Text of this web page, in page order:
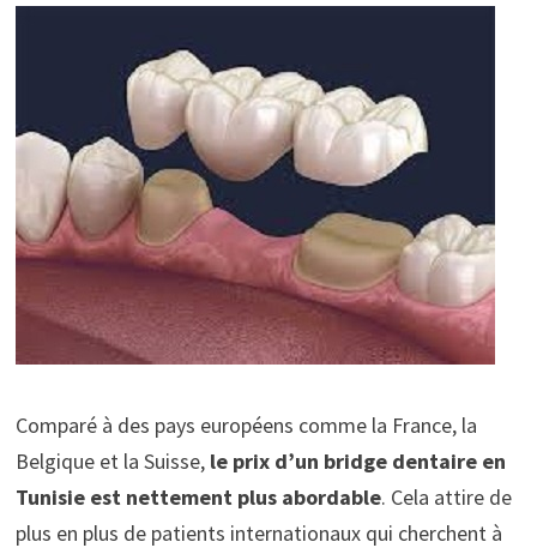
Comparé à des pays européens comme la France, la
Belgique et la Suisse, le prix d’un bridge dentaire en
Tunisie est nettement plus abordable. Cela attire de
plus en plus de patients internationaux qui cherchent à